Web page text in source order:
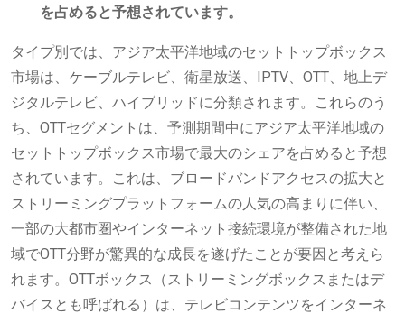
を占めると予想されています。
タイプ別では、アジア太平洋地域のセットトップボックス
市場は、ケーブルテレビ、衛星放送、IPTV、OTT、地上デ
ジタルテレビ、ハイブリッドに分類されます。これらのう
ち、OTTセグメントは、予測期間中にアジア太平洋地域の
セットトップボックス市場で最大のシェアを占めると予想
されています。これは、ブロードバンドアクセスの拡大と
ストリーミングプラットフォームの人気の高まりに伴い、
一部の大都市圏やインターネット接続環境が整備された地
域でOTT分野が驚異的な成長を遂げたことが要因と考えら
れます。OTTボックス（ストリーミングボックスまたはデ
バイスとも呼ばれる）は、テレビコンテンツをインターネ